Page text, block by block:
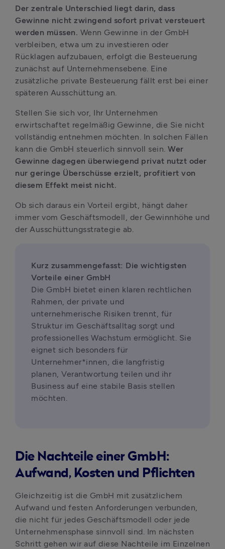
Der zentrale Unterschied liegt darin, dass
Gewinne nicht zwingend sofort privat versteuert
werden müssen. Wenn Gewinne in der GmbH
verbleiben, etwa um zu investieren oder
Rücklagen aufzubauen, erfolgt die Besteuerung
zunächst auf Unternehmensebene. Eine
zusätzliche private Besteuerung fällt erst bei einer
späteren Ausschüttung an.
Stellen Sie sich vor, Ihr Unternehmen
erwirtschaftet regelmäßig Gewinne, die Sie nicht
vollständig entnehmen möchten. In solchen Fällen
kann die GmbH steuerlich sinnvoll sein. Wer
Gewinne dagegen überwiegend privat nutzt oder
nur geringe Überschüsse erzielt, profitiert von
diesem Effekt meist nicht.
Ob sich daraus ein Vorteil ergibt, hängt daher
immer vom Geschäftsmodell, der Gewinnhöhe und
der Ausschüttungsstrategie ab.
Kurz zusammengefasst: Die wichtigsten
Die GmbH bietet einen klaren rechtlichen
Rahmen, der private und
unternehmerische Risiken trennt, für
Struktur im Geschäftsalltag sorgt und
professionelles Wachstum ermöglicht. Sie
eignet sich besonders für
Unternehmer*innen, die langfristig
planen, Verantwortung teilen und ihr
Business auf eine stabile Basis stellen
möchten.
Die Nachteile einer GmbH:
Aufwand, Kosten und Pflichten
Gleichzeitig ist die GmbH mit zusätzlichem
Aufwand und festen Anforderungen verbunden,
die nicht für jedes Geschäftsmodell oder jede
Unternehmensphase sinnvoll sind. Im nächsten
Schritt gehen wir auf diese Nachteile im Einzelnen